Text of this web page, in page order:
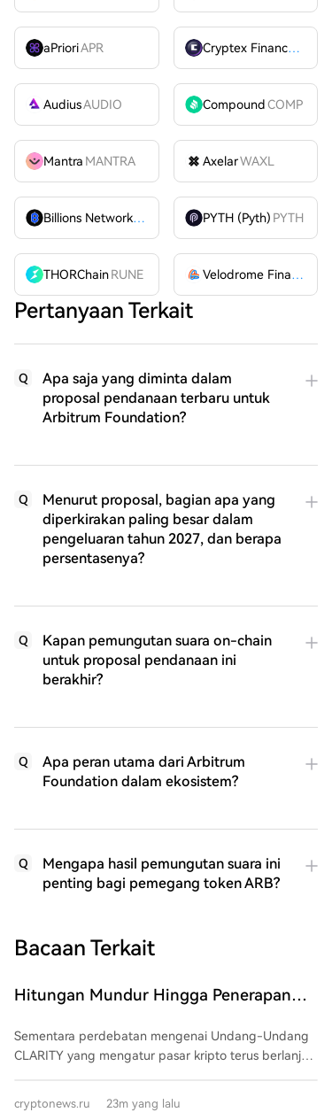
aPrioriAPR Cryptex FinanceCTX
AudiusAUDIO CompoundCOMP
Mantra MANTRA AxelarWAXL
Billions Network
BILL PYTH (Pyth) PYTH
THORChainRUNE Velodrome Finance
Pertanyaan Terkait
Q
Apa saja yang diminta dalam
proposal pendanaan terbaru untuk
Arbitrum Foundation?
Q
Menurut proposal, bagian apa yang
diperkirakan paling besar dalam
pengeluaran tahun 2027, dan berapa
persentasenya?
Q
Kapan pemungutan suara on-chain
untuk proposal pendanaan ini
berakhir?
Q
Apa peran utama dari Arbitrum
Foundation dalam ekosistem?
Q
Mengapa hasil pemungutan suara ini
penting bagi pemegang token ARB?
Bacaan Terkait
Hitungan Mundur Hingga Penerapan
Kripto: Perkembangan Baru!
Sementara perdebatan mengenai Undang-Undang
CLARITY yang mengatur pasar kripto terus berlanjut
untuk mencapai kesepakatan terkait norma etika.
cryptonews.ru 23m yang lalu